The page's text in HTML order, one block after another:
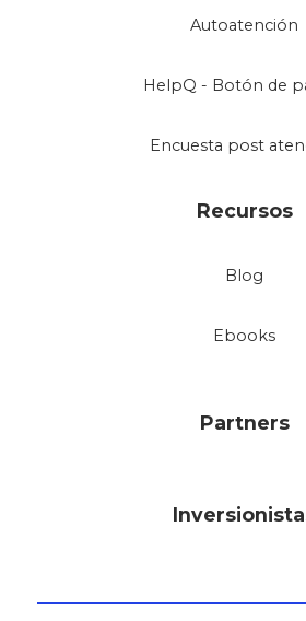
Autoatención
HelpQ - Botón de
Encuesta post
Recursos
Blog
Ebooks
Partners